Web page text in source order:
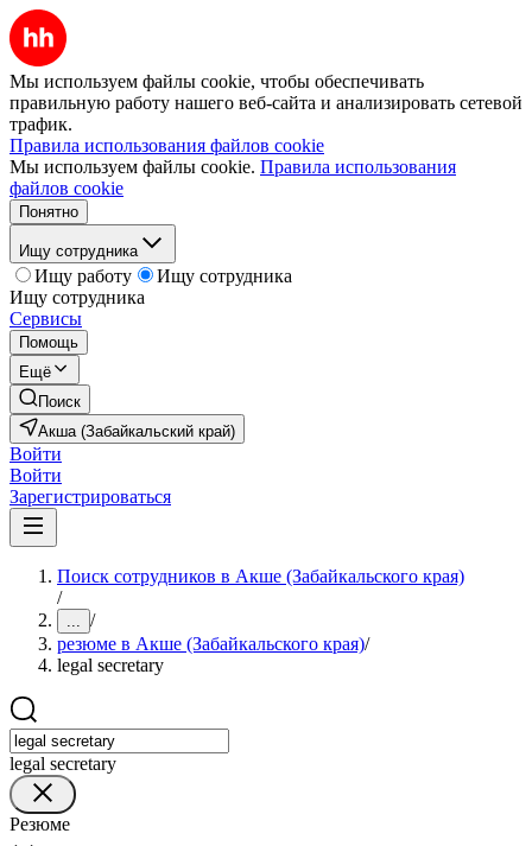
Мы используем файлы cookie, чтобы обеспечивать
правильную работу нашего веб-сайта и анализировать сетевой
трафик.
Правила использования файлов cookie
Мы используем файлы cookie. Правила использования
файлов cookie
Понятно
Ищу сотрудника
Ищу работу
Ищу сотрудника
Ищу сотрудника
Сервисы
Помощь
Ещё
Поиск
Акша (Забайкальский край)
Войти
Войти
Зарегистрироваться
Поиск сотрудников в Акше (Забайкальского края)
/
... /
резюме в Акше (Забайкальского края)/
legal secretary
legal secretary
Резюме